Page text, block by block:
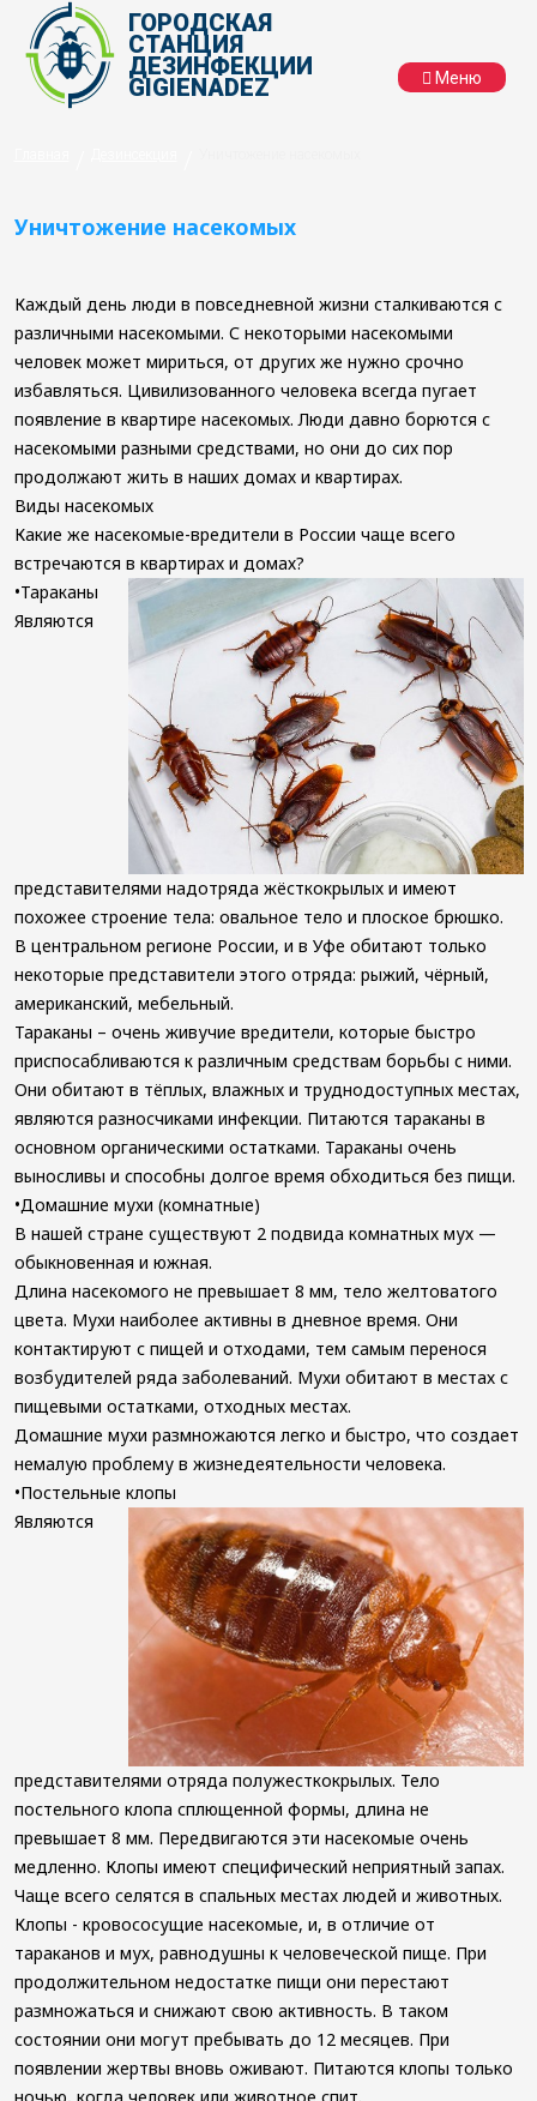
Дезинсекция
клещей
Уничтожение
муравьев
Уничтожение
моли
Уничтожение
тли
Уничтожение
комаров
Уничтожение
мух
Уничтожение
пауков
Уничтожение
короеда
Уничтожение
Уничтожение
Уничтожение
Уничтожение
Уничтожение
пчел
Уничтожение
Уничтожение
шершней
Уничтожение
насекомых
Фумигация
фосфином
Уничтожение
Уничтожение
крыс
Демеркуризация
из
градусника
Демеркуризация
ртути
Чистка
кулеров
Дезинфекция
общепите
ОБРАБОТКА
ОТ
КОРОНАВИРУСА
дезинфекции
автотранспорта
Уничтожение
Коронавирус
Организациям
Подготовка
обработке
Заключить
договор
ГОРОДСКАЯ
СТАНЦИЯ
ДЕЗИНФЕКЦИИ
GIGIENADEZ Меню
Уничтожение насекомых
Каждый день люди в повседневной жизни сталкиваются с
различными насекомыми. С некоторыми насекомыми
человек может мириться, от других же нужно срочно
избавляться. Цивилизованного человека всегда пугает
появление в квартире насекомых. Люди давно борются с
насекомыми разными средствами, но они до сих пор
продолжают жить в наших домах и квартирах.
Виды насекомых
Какие же насекомые-вредители в России чаще всего
встречаются в квартирах и домах?
•Тараканы
Являются
представителями надотряда жёсткокрылых и имеют
похожее строение тела: овальное тело и плоское брюшко.
В центральном регионе России, и в Уфе обитают только
некоторые представители этого отряда: рыжий, чёрный,
американский, мебельный.
Тараканы – очень живучие вредители, которые быстро
приспосабливаются к различным средствам борьбы с ними.
Они обитают в тёплых, влажных и труднодоступных местах,
являются разносчиками инфекции. Питаются тараканы в
основном органическими остатками. Тараканы очень
выносливы и способны долгое время обходиться без пищи.
•Домашние мухи (комнатные)
В нашей стране существуют 2 подвида комнатных мух —
обыкновенная и южная.
Длина насекомого не превышает 8 мм, тело желтоватого
цвета. Мухи наиболее активны в дневное время. Они
контактируют с пищей и отходами, тем самым перенося
возбудителей ряда заболеваний. Мухи обитают в местах с
пищевыми остатками, отходных местах.
Домашние мухи размножаются легко и быстро, что создает
немалую проблему в жизнедеятельности человека.
•Постельные клопы
Являются
представителями отряда полужесткокрылых. Тело
постельного клопа сплющенной формы, длина не
превышает 8 мм. Передвигаются эти насекомые очень
медленно. Клопы имеют специфический неприятный запах.
Чаще всего селятся в спальных местах людей и животных.
Клопы - кровососущие насекомые, и, в отличие от
тараканов и мух, равнодушны к человеческой пище. При
продолжительном недостатке пищи они перестают
размножаться и снижают свою активность. В таком
состоянии они могут пребывать до 12 месяцев. При
появлении жертвы вновь оживают. Питаются клопы только